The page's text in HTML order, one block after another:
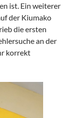
ist. Ein weiterer
der Kiumako
die ersten
an der
korrekt